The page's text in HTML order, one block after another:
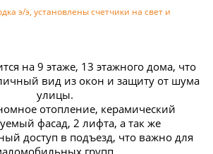
э/э, установлены счетчики на свет и
на 9 этаже, 13 этажного дома, что
вид из окон и защиту от шума
улицы.
отопление, керамический
фасад, 2 лифта, а так же
доступ в подъезд, что важно для
групп.